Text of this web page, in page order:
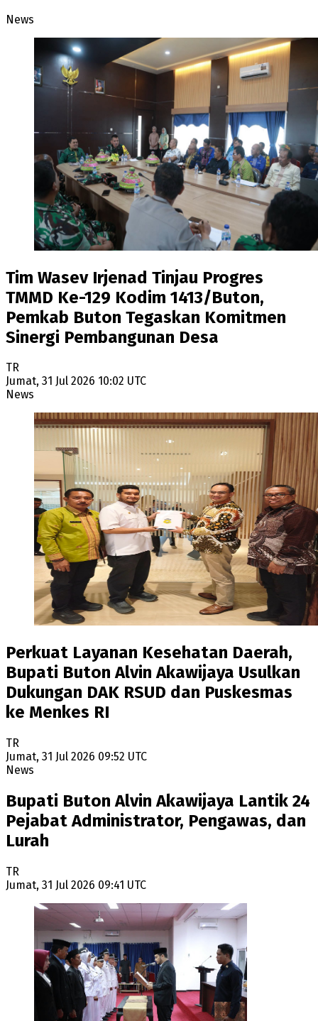
News
Tim Wasev Irjenad Tinjau Progres
TMMD Ke-129 Kodim 1413/Buton,
Pemkab Buton Tegaskan Komitmen
Sinergi Pembangunan Desa
TR
Jumat, 31 Jul 2026 10:02 UTC
News
Perkuat Layanan Kesehatan Daerah,
Bupati Buton Alvin Akawijaya Usulkan
Dukungan DAK RSUD dan Puskesmas
ke Menkes RI
TR
Jumat, 31 Jul 2026 09:52 UTC
News
Bupati Buton Alvin Akawijaya Lantik 24
Pejabat Administrator, Pengawas, dan
Lurah
TR
Jumat, 31 Jul 2026 09:41 UTC